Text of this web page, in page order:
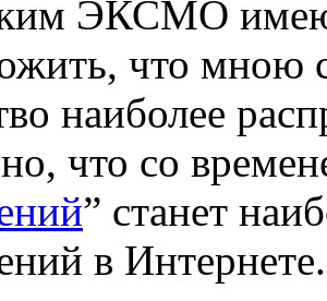
ЭКСМО
что мною
наиболее
что со
” станет
в Интернете.